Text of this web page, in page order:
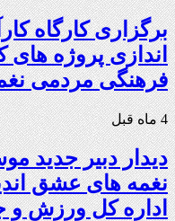
برگزاری کارگاه
اندازی پروژه
فرهنگی مردمی
4 ماه قبل
دیدار دبیر جدید
نغمه های عشق
اداره کل ورزش و